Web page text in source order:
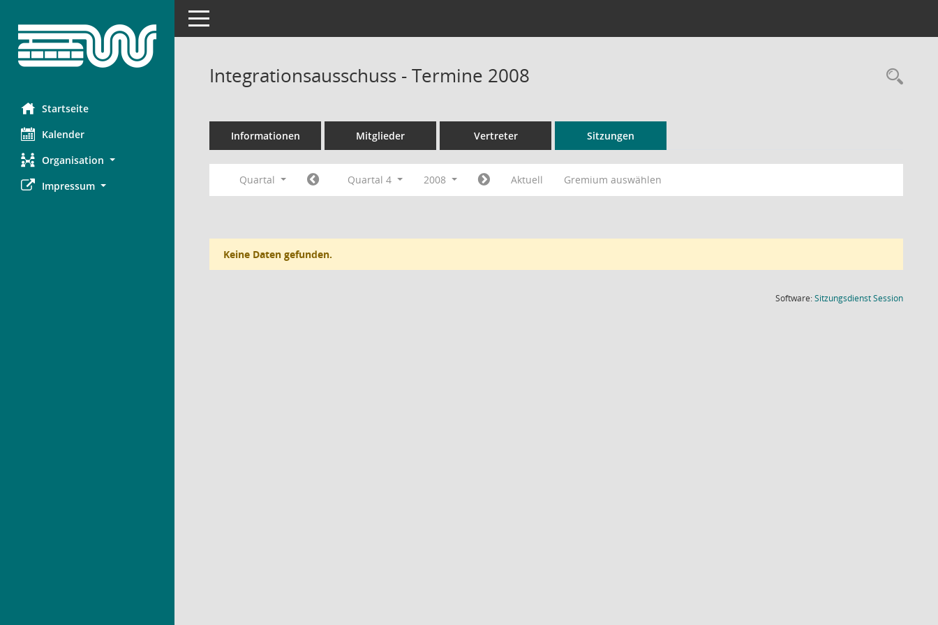
Startseite
Kalender
Organisation
Impressum
Toggle navigation
Integrationsausschuss - Termine 2008
Informationen Mitglieder Vertreter Sitzungen
Quartal Quartal 4 2008 Aktuell Gremium auswählen
Keine Daten gefunden.
Software:SitzungsdienstSession(Wird in